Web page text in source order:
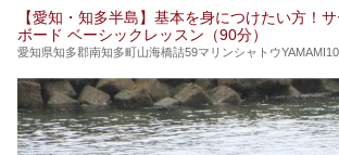
【愛知・知多半島】基本を身につけたい方！
ボード ベーシックレッスン（90分）
愛知県知多郡南知多町山海橋詰59マリンシャトウ